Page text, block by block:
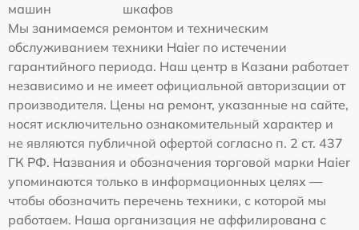
машин
шкафов
Мы занимаемся ремонтом и техническим
обслуживанием техники Haier по истечении
гарантийного периода. Наш центр в Казани работает
независимо и не имеет официальной авторизации от
производителя. Цены на ремонт, указанные на сайте,
носят исключительно ознакомительный характер и
не являются публичной офертой согласно п. 2 ст. 437
ГК РФ. Названия и обозначения торговой марки Haier
упоминаются только в информационных целях —
чтобы обозначить перечень техники, с которой мы
работаем. Наша организация не аффилирована с